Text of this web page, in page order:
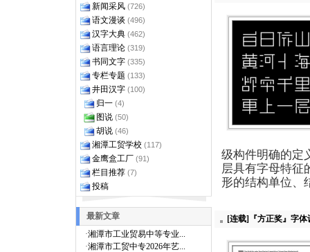
新闻采风 (726)
语文漫谈 (496)
汉字大典 (462)
语言理论 (319)
书同文字 (335)
专栏专题 (133)
井田汉字 (100)
归一 (4)
图说 (50)
胡说 (46)
湘潭工贸学校 (117)
金鹰盒工厂 (91)
栏目推荐 (7)
投稿
最新文章
·湘潭市工业贸易中等专业...
·湘潭市工贸中专2026年艺...
级构件明确的定
层具有字母特征
形的结构单位、
[连载]『方正奖』字